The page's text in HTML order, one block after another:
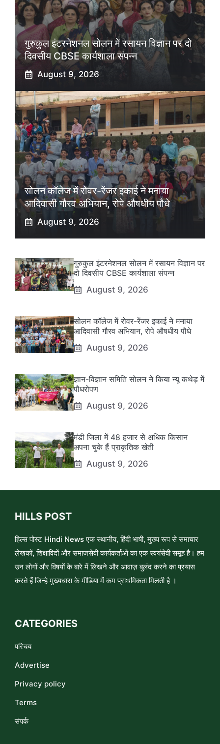
गुरुकुल इंटरनेशनल सोलन में रसायन विज्ञान पर दो
दिवसीय CBSE कार्यशाला संपन्न
August 9, 2026
सोलन कॉलेज में रोवर-रेंजर इकाई ने मनाया
आदिवासी गौरव अभियान, रोपे औषधीय पौधे
August 9, 2026
गुरुकुल इंटरनेशनल सोलन में रसायन विज्ञान पर
दो दिवसीय CBSE कार्यशाला संपन्न
August 9, 2026
सोलन कॉलेज में रोवर-रेंजर इकाई ने मनाया
आदिवासी गौरव अभियान, रोपे औषधीय पौधे
August 9, 2026
ज्ञान-विज्ञान समिति सोलन ने किया न्यू कथेड़ में
पौधरोपण
August 9, 2026
मंडी जिला में 48 हजार से अधिक किसान
अपना चुके हैं प्राकृतिक खेती
August 9, 2026
HILLS POST
हिल्स पोस्ट Hindi News एक स्थानीय, हिंदी भाषी, मुख्य रूप से समाचार
लेखकों, शिक्षाविदों और समाजसेवी कार्यकर्ताओं का एक स्वयंसेवी समूह है। हम
उन लोगों और विषयों के बारे में लिखने और आवाज़ बुलंद करने का प्रयास
करते हैं जिन्हे मुख्यधारा के मीडिया में कम प्राथमिकता मिलती है ।
CATEGORIES
परिचय
Advertise
Privacy policy
Terms
संपर्क